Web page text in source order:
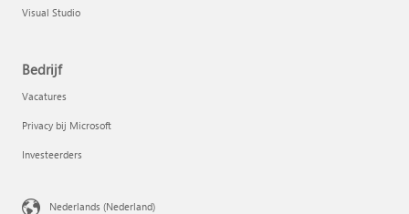
Visual Studio
Bedrijf
Vacatures
Privacy bij Microsoft
Investeerders
Nederlands (Nederland)